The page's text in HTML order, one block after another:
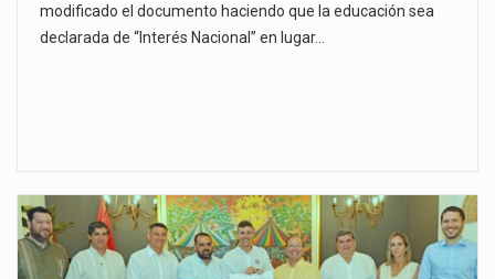
modificado el documento haciendo que la educación sea
declarada de “Interés Nacional” en lugar…